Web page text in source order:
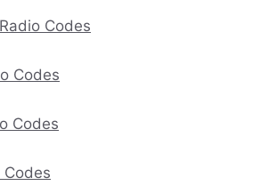
Codes
Codes
Codes
Codes